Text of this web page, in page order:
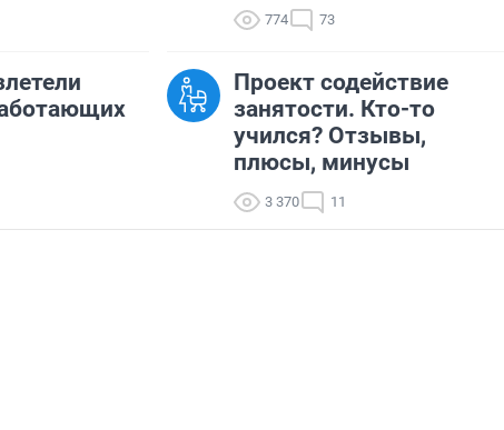
774 73
Проект содействие
занятости. Кто-то
учился? Отзывы,
плюсы, минусы
3 370 11